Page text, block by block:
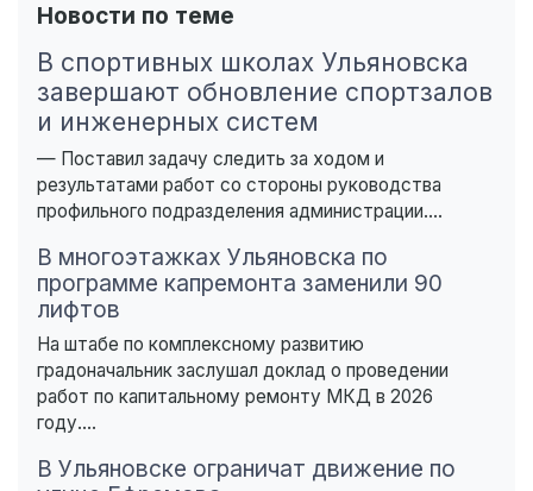
Новости по теме
В спортивных школах Ульяновска
завершают обновление спортзалов
и инженерных систем
— Поставил задачу следить за ходом и
результатами работ со стороны руководства
профильного подразделения администрации....
В многоэтажках Ульяновска по
программе капремонта заменили 90
лифтов
На штабе по комплексному развитию
градоначальник заслушал доклад о проведении
работ по капитальному ремонту МКД в 2026
году....
В Ульяновске ограничат движение по